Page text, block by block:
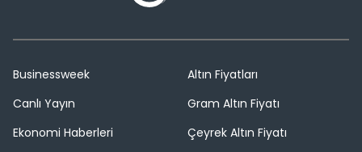
Businessweek
Canlı Yayın
Ekonomi Haberleri
Altın Fiyatları
Gram Altın Fiyatı
Çeyrek Altın Fiyatı